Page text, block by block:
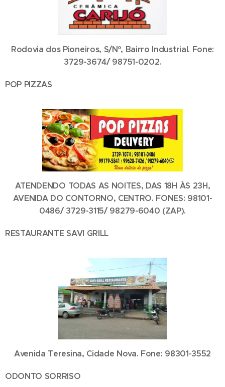
Rodovia dos Pioneiros, S/Nº, Bairro Industrial. Fone:
3729-3674/ 98751-0202.
POP PIZZAS
ATENDENDO TODAS AS NOITES, DAS 18H ÀS 23H,
AVENIDA DO CONTORNO, CENTRO. FONES: 98101-
0486/ 3729-3115/ 98279-6040 (ZAP).
RESTAURANTE SAVI GRILL
Avenida Teresina, Cidade Nova. Fone: 98301-3552
ODONTO SORRISO